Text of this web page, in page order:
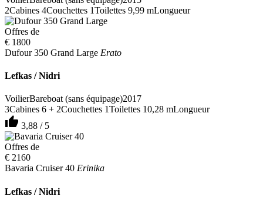
2Cabines 4Couchettes 1Toilettes 9,99 mLongueur
Offres de
€ 1800
Dufour 350 Grand Large Erato
Lefkas / Nidri
VoilierBareboat (sans équipage)2017
3Cabines 6 + 2Couchettes 1Toilettes 10,28 mLongueur
thumb_up 3,88 / 5
Offres de
€ 2160
Bavaria Cruiser 40 Erinika
Lefkas / Nidri